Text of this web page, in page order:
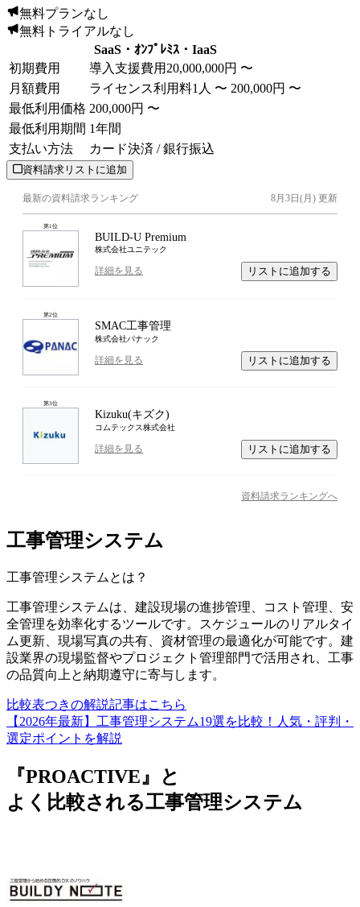
無料プランなし
無料トライアルなし
SaaS・ｵﾝﾌﾟﾚﾐｽ・IaaS
初期費用
導入支援費用 20,000,000円 〜
月額費用
ライセンス利用料1人 〜 200,000円 〜
最低利用価格 200,000円 〜
最低利用期間 1年間
支払い方法
カード決済 / 銀行振込
資料請求リストに追加
最新の資料請求ランキング 8月3日(月) 更新
第1位
BUILD-U Premium
株式会社ユニテック
詳細を見る リストに追加する
第2位
SMAC工事管理
株式会社パナック
詳細を見る リストに追加する
第3位
Kizuku(キズク)
コムテックス株式会社
詳細を見る リストに追加する
資料請求ランキングへ
工事管理システム
工事管理システム とは？
工事管理システムは、建設現場の進捗管理、コスト管理、安
全管理を効率化するツールです。スケジュールのリアルタイ
ム更新、現場写真の共有、資材管理の最適化が可能です。建
設業界の現場監督やプロジェクト管理部門で活用され、工事
の品質向上と納期遵守に寄与します。
比較表つきの解説記事はこちら
【2026年最新】工事管理システム19選を比較！人気・評判・
選定ポイントを解説
『PROACTIVE』と
よく比較される工事管理システム